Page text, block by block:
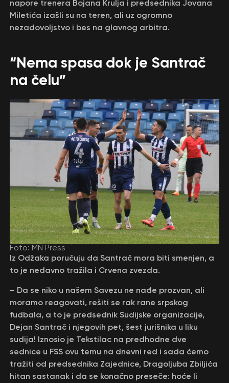
napore trenera Bojana Krulja i predsednika Jovana
Miletića izašli su na teren, ali uz ogromno
nezadovoljstvo i bes na glavnog arbitra.
“Nema spasa dok je Santrač
na čelu”
Foto: MN Press
Iz Odžaka poručuju da Santrač mora biti smenjen, a
to je nedavno tražila i Crvena zvezda.
– Da se niko u našem Savezu ne nađe prozvan, ali
moramo reagovati, rešiti se rak rane srpskog
fudbala, a to je predsednik Sudijske organizacije,
Dejan Santrač i njegovih pet, šest jurišnika u liku
sudija! Iznosio je Tekstilac na predhodne dve
sednice u FSS ovu temu na dnevni red i sada ćemo
tražiti od predsednika Zajednice, Dragoljuba Zbiljića
hitan sastanak i da se konačno preseče: hoće li